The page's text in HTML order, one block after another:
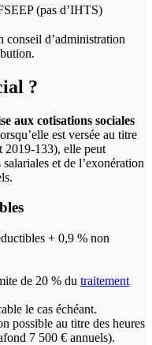
(pas d’IHTS)
conseil d’administration
?
aux cotisations sociales
est versée au titre
2019-133), elle peut
et de l’exonération
+ 0,9 % non
de 20 % du traitement
le cas échéant.
possible au titre des heures
7 500 € annuels).